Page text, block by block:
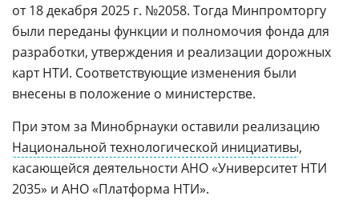
от 18 декабря 2025 г. №2058. Тогда Минпромторгу
были переданы функции и полномочия фонда для
разработки, утверждения и реализации дорожных
карт НТИ. Соответствующие изменения были
внесены в положение о министерстве.
При этом за Минобрнауки оставили реализацию
Национальной технологической инициативы,
касающейся деятельности АНО «Университет НТИ
2035» и АНО «Платформа НТИ».